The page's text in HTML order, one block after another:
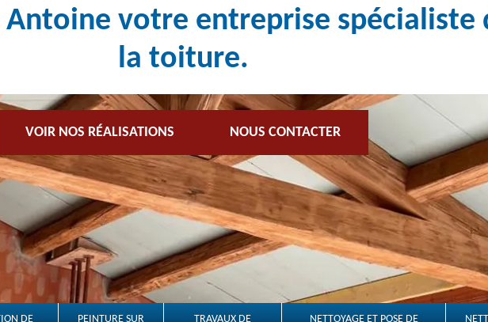
votre entreprise spécialiste
la toiture.
VOIR NOS RÉALISATIONS NOUS CONTACTER
DE
PEINTURE SUR
TRAVAUX DE
NETTOYAGE ET POSE DE